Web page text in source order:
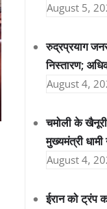
August 5,
रुद्रप्रयाग
निस्तारण;
August 4,
चमोली के
मुख्यमंत्री धामी
August 4,
ईरान को ट्रंप